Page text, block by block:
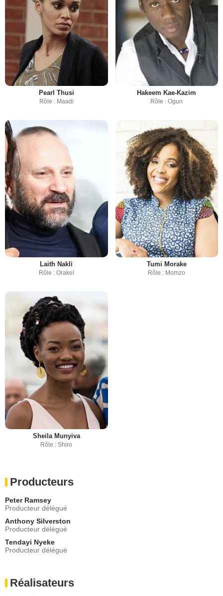
Pearl Thusi
Rôle : Maadi
Hakeem Kae-Kazim
Rôle : Ogun
Laith Nakli
Rôle : Orakel
Tumi Morake
Rôle : Momzo
Sheila Munyiva
Rôle : Shiro
Producteurs
Peter Ramsey
Producteur délégué
Anthony Silverston
Producteur délégué
Tendayi Nyeke
Producteur délégué
Réalisateurs